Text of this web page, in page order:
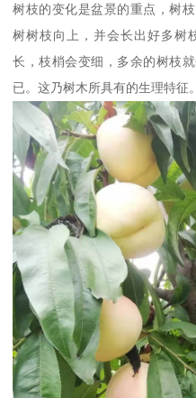
树枝的变化是盆景的重点，树
树树枝向上，并会长出好多树
长，枝梢会变细，多余的树枝
已。这乃树木所具有的生理特征。